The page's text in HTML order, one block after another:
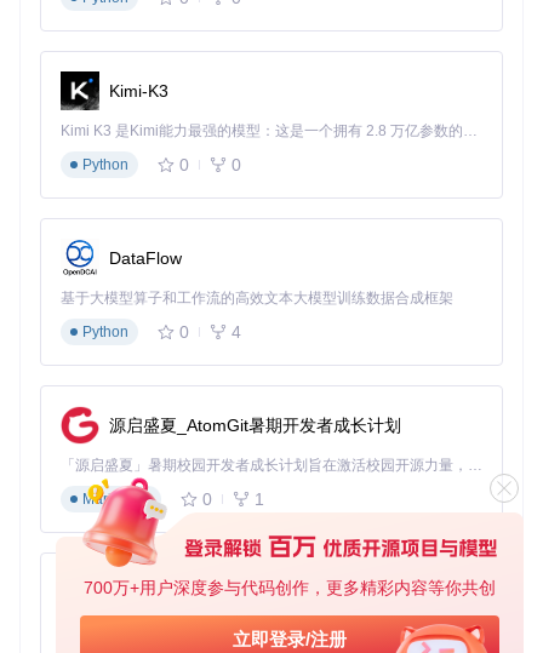
700万+用户深度参与代码创作，更多精彩内容等你共创
立即登录/注册
你只记得部分歌词或模糊的旋律时，搜索结果常常令人失望。
这种信息残缺带来的搜索焦虑，让许多人错失了重温经典的机
会。
💡 提示：163MusicLyrics的模糊搜索功能不仅支持歌词片段搜
索，还能通过歌手名、专辑名的部分信息进行匹配，大大提高
了找到目标歌曲的几率。
困境二：格式混乱的兼容性噩梦
则各不相同。手动转换格式不仅耗时，还需要专业知识，让许
多用户望而却步。
定义选项，包括时间戳精度、编码方式和换行规则，你可以根
据自己的播放器需求进行调整。
困境三：海量歌曲的管理压力
随着音乐收藏的不断增加，手动为每首歌曲搜索、下载、命名
歌词变得越来越繁琐。尤其是当你更换音乐库或播放器时，重
新整理所有歌词几乎是一项不可能完成的任务。
💡 提示：使用163MusicLyrics的文件夹扫描功能，可以自动识
别本地音乐文件，批量匹配并下载缺失的歌词，大大减轻管理
解决方案：传统方式vs本工具的全方位对比
Kimi-K3
Kimi K3 是Kimi能力最强的模型：这是一个拥有 2.8 万亿参数的混合专家（MoE）模型，具备原生视觉理解能力，并支持 100 万 token 的上下文窗口。
Python
0 0
DataFlow
基于大模型算子和工作流的高效文本大模型训练数据合成框架
Python
0 4
源启盛夏_AtomGit暑期开发者成长计划
「源启盛夏」暑期校园开发者成长计划旨在激活校园开源力量，通过积分激励、认证扶持、资源倾斜等形式，引导高校组织和开发者完成「入驻 — 建项目 — 做贡献 — 获认证 — 得资源」的完整闭环。无论你是想带领社团入驻平台的组织者，还是希望用代码贡献证明自己的开发者，都能在这里找到属于你的成长路径。
Markdown
0 1
py-xiaozhi
基于Python的Xiaozhi AI，适用于想要完整Xiaozhi体验而无需拥有专用硬件的用户。